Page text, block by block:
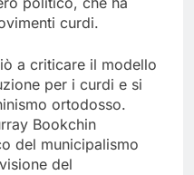
curdi.
a criticare il modello
per i curdi e si
ortodosso.
Bookchin
del municipalismo
del